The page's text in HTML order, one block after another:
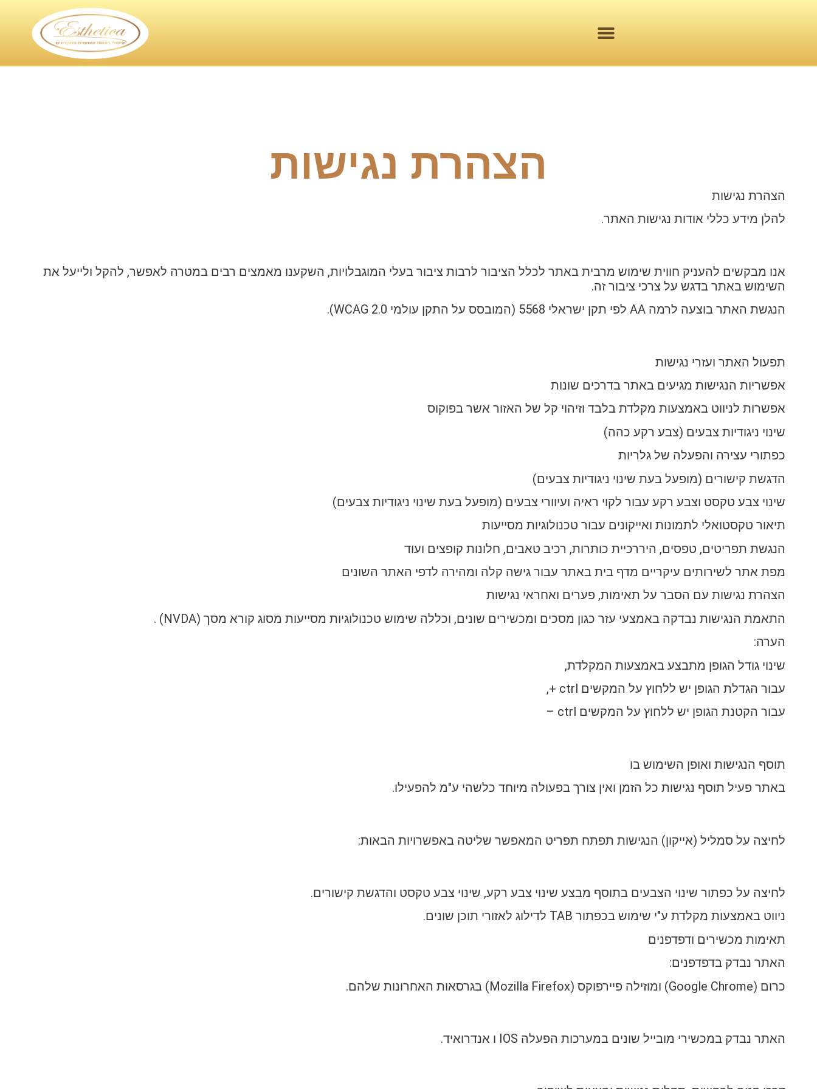
הצהרת נגישות
הצהרת נגישות
להלן מידע כללי אודות נגישות האתר.
אנו מבקשים להעניק חווית שימוש מרבית באתר לכלל הציבור לרבות ציבור בעלי המוגבלויות, השקענו מאמצים רבים במטרה לאפשר, להקל ולייעל את
השימוש באתר בדגש על צרכי ציבור זה.
הנגשת האתר בוצעה לרמה AA לפי תקן ישראלי 5568 (המובסס על התקן עולמי WCAG 2.0).
תפעול האתר ועזרי נגישות
אפשריות הנגישות מגיעים באתר בדרכים שונות
אפשרות לניווט באמצעות מקלדת בלבד וזיהוי קל של האזור אשר בפוקוס
שינוי ניגודיות צבעים (צבע רקע כהה)
כפתורי עצירה והפעלה של גלריות
הדגשת קישורים (מופעל בעת שינוי ניגודיות צבעים)
שינוי צבע טקסט וצבע רקע עבור לקוי ראיה ועיוורי צבעים (מופעל בעת שינוי ניגודיות צבעים)
תיאור טקסטואלי לתמונות ואייקונים עבור טכנולוגיות מסייעות
הנגשת תפריטים, טפסים, היררכיית כותרות, רכיב טאבים, חלונות קופצים ועוד
מפת אתר לשירותים עיקריים מדף בית באתר עבור גישה קלה ומהירה לדפי האתר השונים
הצהרת נגישות עם הסבר על תאימות, פערים ואחראי נגישות
התאמת הנגישות נבדקה באמצעי עזר כגון מסכים ומכשירים שונים, וכללה שימוש טכנולוגיות מסייעות מסוג קורא מסך (NVDA) .
הערה:
שינוי גודל הגופן מתבצע באמצעות המקלדת,
עבור הגדלת הגופן יש ללחוץ על המקשים ctrl +,
עבור הקטנת הגופן יש ללחוץ על המקשים ctrl –
תוסף הנגישות ואופן השימוש בו
באתר פעיל תוסף נגישות כל הזמן ואין צורך בפעולה מיוחד כלשהי ע"מ להפעילו.
לחיצה על סמליל (אייקון) הנגישות תפתח תפריט המאפשר שליטה באפשרויות הבאות:
לחיצה על כפתור שינוי הצבעים בתוסף מבצע שינוי צבע רקע, שינוי צבע טקסט והדגשת קישורים.
ניווט באמצעות מקלדת ע"י שימוש בכפתור TAB לדילוג לאזורי תוכן שונים.
תאימות מכשירים ודפדפנים
האתר נבדק בדפדפנים:
כרום (Google Chrome) ומוזילה פיירפוקס (Mozilla Firefox) בגרסאות האחרונות שלהם.
האתר נבדק במכשירי מובייל שונים במערכות הפעלה IOS ו אנדרואיד.